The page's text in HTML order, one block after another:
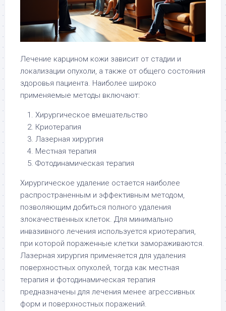
Лечение карцином кожи зависит от стадии и
локализации опухоли, а также от общего состояния
здоровья пациента. Наиболее широко
применяемые методы включают:
Хирургическое вмешательство
Криотерапия
Лазерная хирургия
Местная терапия
Фотодинамическая терапия
Хирургическое удаление остается наиболее
распространенным и эффективным методом,
позволяющим добиться полного удаления
злокачественных клеток. Для минимально
инвазивного лечения используется криотерапия,
при которой пораженные клетки замораживаются.
Лазерная хирургия применяется для удаления
поверхностных опухолей, тогда как местная
терапия и фотодинамическая терапия
предназначены для лечения менее агрессивных
форм и поверхностных поражений.